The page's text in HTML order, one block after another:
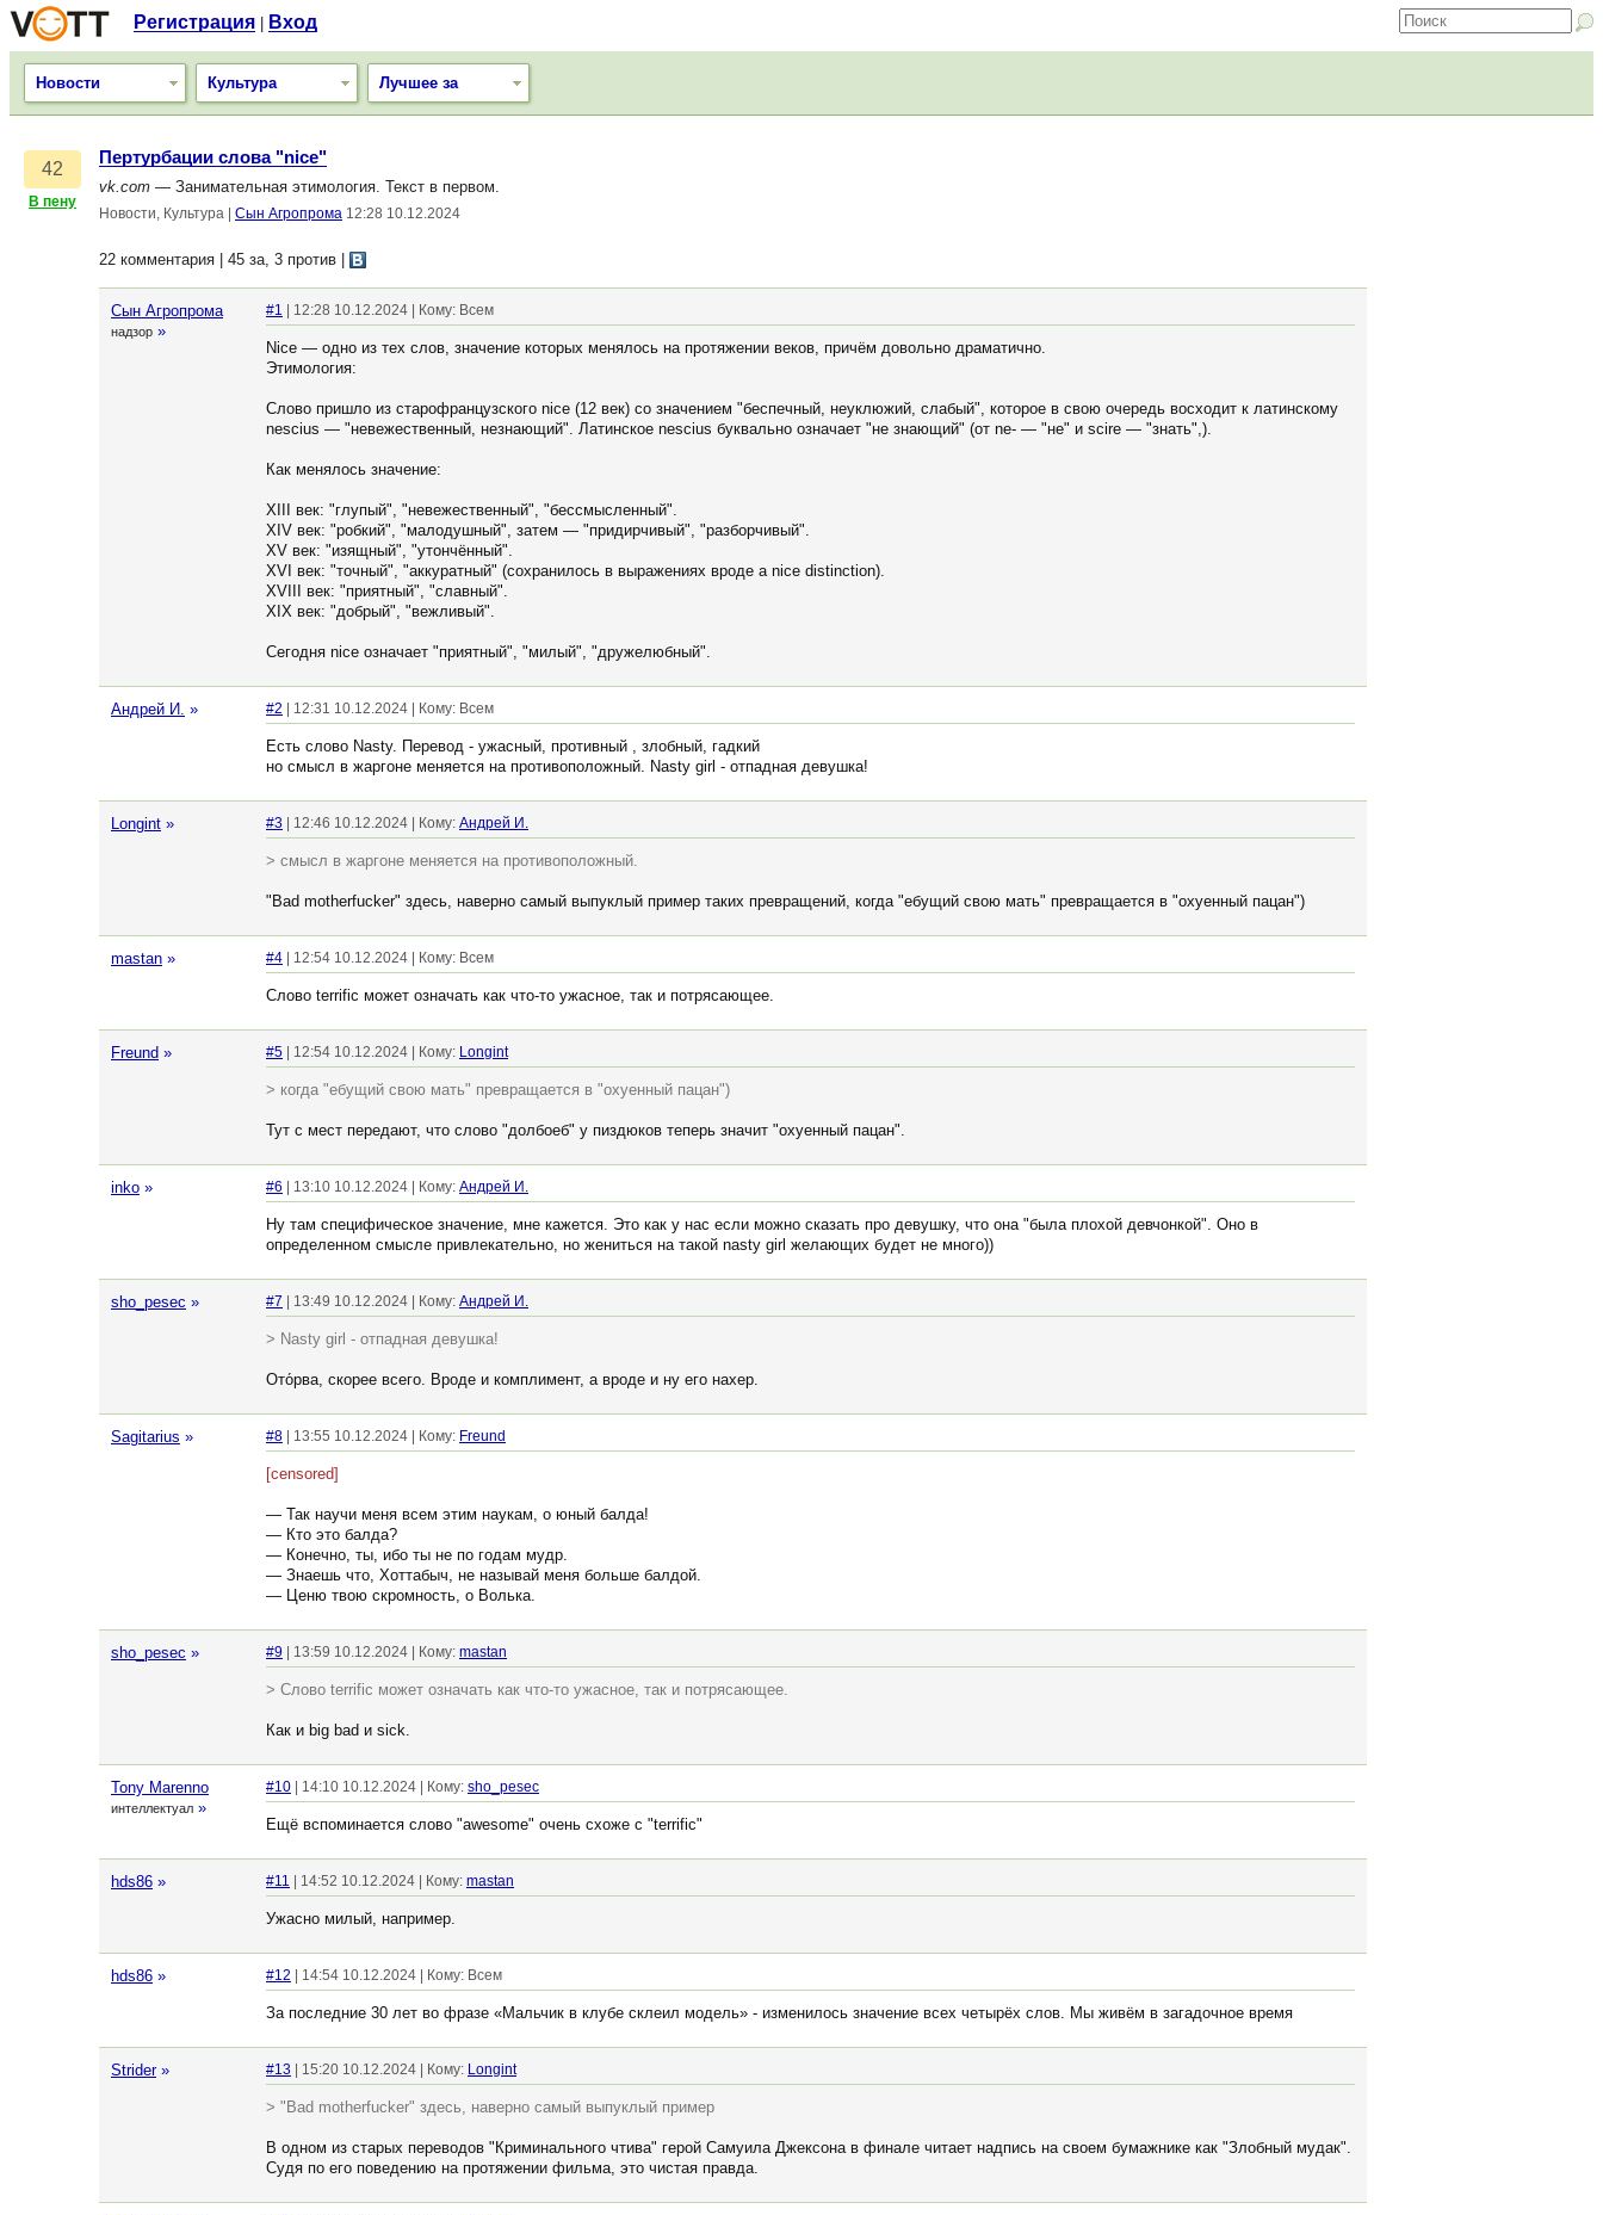
Регистрация Вход
Новости Культура Лучшее за
42
В пену
Пертурбации слова "nice"
vk.com — Занимательная этимология. Текст в первом.
Новости, Культура Сын Агропрома 12:28 10.12.2024
22 комментария | 45 за, 3 против
Сын Агропрома
надзор »
#1 | 12:28 10.12.2024 | Кому: Всем
Nice — одно из тех слов, значение которых менялось на протяжении веков, причём довольно драматично.
Этимология:
Слово пришло из старофранцузского nice (12 век) со значением "беспечный, неуклюжий, слабый", которое в свою очередь восходит к латинскому
nescius — "невежественный, незнающий". Латинское nescius буквально означает "не знающий" (от ne- — "не" и scire — "знать",).
Как менялось значение:
XIII век: "глупый", "невежественный", "бессмысленный".
XIV век: "робкий", "малодушный", затем — "придирчивый", "разборчивый".
XV век: "изящный", "утончённый".
XVI век: "точный", "аккуратный" (сохранилось в выражениях вроде a nice distinction).
XVIII век: "приятный", "славный".
XIX век: "добрый", "вежливый".
Сегодня nice означает "приятный", "милый", "дружелюбный".
Андрей И. » #2 | 12:31 10.12.2024 | Кому: Всем
Есть слово Nasty. Перевод - ужасный, противный , злобный, гадкий
но смысл в жаргоне меняется на противоположный. Nasty girl - отпадная девушка!
Longint » #3 | 12:46 10.12.2024 | Кому: Андрей И.
> смысл в жаргоне меняется на противоположный.
"Bad motherfucker" здесь, наверно самый выпуклый пример таких превращений, когда "ебущий свою мать" превращается в "охуенный пацан")
mastan » #4 | 12:54 10.12.2024 | Кому: Всем
Слово terrific может означать как что-то ужасное, так и потрясающее.
Freund » #5 | 12:54 10.12.2024 | Кому: Longint
> когда "ебущий свою мать" превращается в "охуенный пацан")
Тут с мест передают, что слово "долбоеб" у пиздюков теперь значит "охуенный пацан".
inko » #6 | 13:10 10.12.2024 | Кому: Андрей И.
Ну там специфическое значение, мне кажется. Это как у нас если можно сказать про девушку, что она "была плохой девчонкой". Оно в
определенном смысле привлекательно, но жениться на такой nasty girl желающих будет не много))
sho_pesec » #7 | 13:49 10.12.2024 | Кому: Андрей И.
> Nasty girl - отпадная девушка!
Ото́рва, скорее всего. Вроде и комплимент, а вроде и ну его нахер.
Sagitarius » #8 | 13:55 10.12.2024 | Кому: Freund
[censored]
— Так научи меня всем этим наукам, о юный балда!
— Кто это балда?
— Конечно, ты, ибо ты не по годам мудр.
— Знаешь что, Хоттабыч, не называй меня больше балдой.
— Ценю твою скромность, о Волька.
sho_pesec » #9 | 13:59 10.12.2024 | Кому: mastan
> Слово terrific может означать как что-то ужасное, так и потрясающее.
Как и big bad и sick.
Tony Marenno
интеллектуал »
#10 | 14:10 10.12.2024 | Кому: sho_pesec
Ещё вспоминается слово "awesome" очень схоже с "terrific"
hds86 » #11 | 14:52 10.12.2024 | Кому: mastan
Ужасно милый, например.
hds86 » #12 | 14:54 10.12.2024 | Кому: Всем
За последние 30 лет во фразе «Мальчик в клубе склеил модель» - изменилось значение всех четырёх слов. Мы живём в загадочное время
Strider » #13 | 15:20 10.12.2024 | Кому: Longint
> "Bad motherfucker" здесь, наверно самый выпуклый пример
В одном из старых переводов "Криминального чтива" герой Самуила Джексона в финале читает надпись на своем бумажнике как "Злобный мудак".
Судя по его поведению на протяжении фильма, это чистая правда.